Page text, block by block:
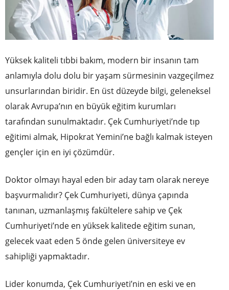
Yüksek kaliteli tıbbi bakım, modern bir insanın tam
anlamıyla dolu dolu bir yaşam sürmesinin vazgeçilmez
unsurlarından biridir. En üst düzeyde bilgi, geleneksel
olarak Avrupa’nın en büyük eğitim kurumları
tarafından sunulmaktadır. Çek Cumhuriyeti’nde tıp
eğitimi almak, Hipokrat Yemini’ne bağlı kalmak isteyen
gençler için en iyi çözümdür.
Doktor olmayı hayal eden bir aday tam olarak nereye
başvurmalıdır? Çek Cumhuriyeti, dünya çapında
tanınan, uzmanlaşmış fakültelere sahip ve Çek
Cumhuriyeti’nde en yüksek kalitede eğitim sunan,
gelecek vaat eden 5 önde gelen üniversiteye ev
sahipliği yapmaktadır.
Lider konumda, Çek Cumhuriyeti’nin en eski ve en